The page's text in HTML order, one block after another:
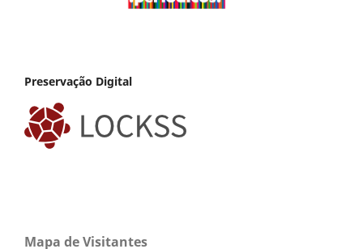
Preservação Digital
Mapa de Visitantes